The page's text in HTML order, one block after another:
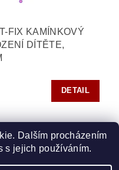
FIX KAMÍNKOVÝ
DÍTĚTE,
DETAIL
| Crystalstyle.cz
Dalším procházením
s jejich používáním.